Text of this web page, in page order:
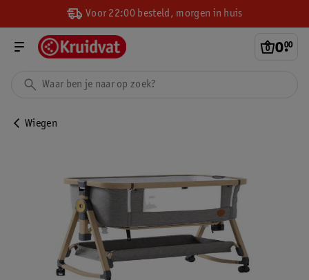
Voor 22:00 besteld, morgen in huis
0.
00
Wiegen